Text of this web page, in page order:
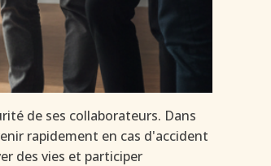
de ses collaborateurs. Dans
rapidement en cas d'accident
des vies et participer